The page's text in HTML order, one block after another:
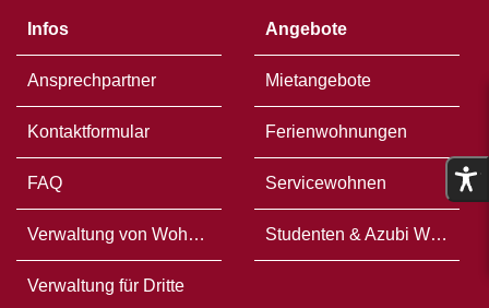
Infos
Ansprechpartner
Kontaktformular
FAQ
Verwaltung von Wohneigentum
Verwaltung für Dritte
Angebote
Mietangebote
Ferienwohnungen
Servicewohnen
Studenten & Azubi WG`s